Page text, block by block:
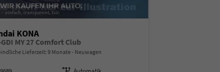
KONA
GDI MY 27 Comfort Club
Lieferzeit:9 Monate Neuwagen